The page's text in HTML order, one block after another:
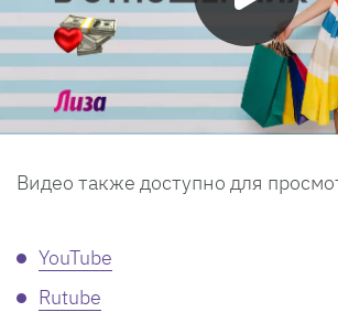
Видео также доступно для
YouTube
Rutube